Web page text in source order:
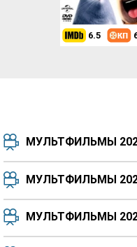
6.5
7.5
МУЛЬТФИЛЬМЫ
МУЛЬТФИЛЬМЫ
МУЛЬТФИЛЬМЫ